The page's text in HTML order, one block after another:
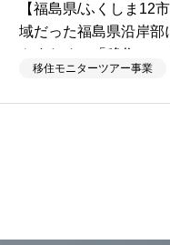
【福島県/ふくしま12
域だった福島県沿岸部
やすための「移住モ
業」を受諾
移住モニターツアー事業